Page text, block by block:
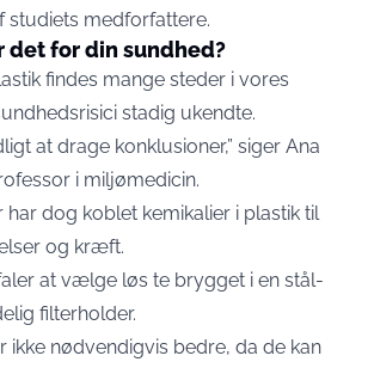
studiets medforfattere.
det for din sundhed?
findes mange steder i vores
stadig ukendte.
at drage konklusioner,” siger Ana
i miljømedicin.
har dog koblet kemikalier i plastik til
og kræft.
at vælge løs te brygget i en stål-
filterholder.
ikke nødvendigvis bedre, da de kan